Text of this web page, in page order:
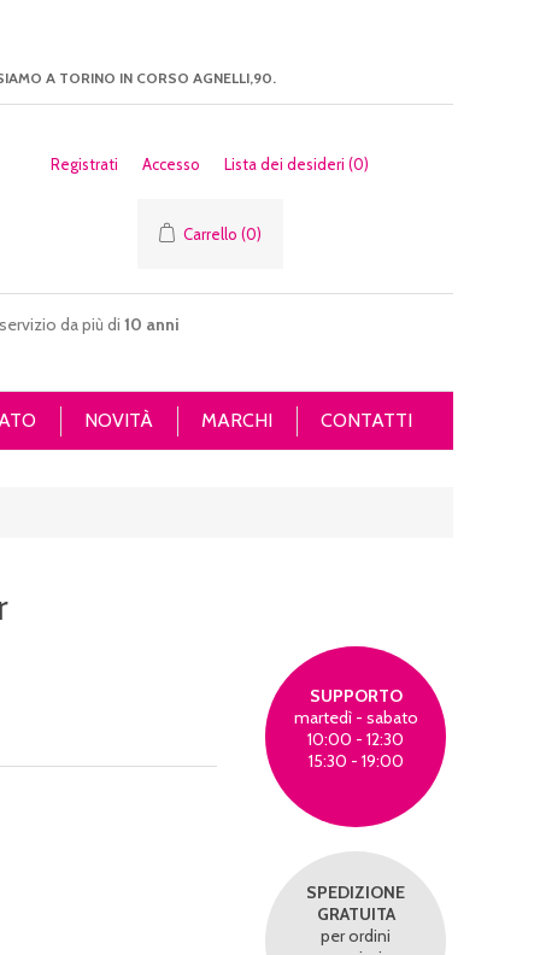
A TORINO IN CORSO AGNELLI,90.
Registrati Accesso Lista dei desideri (0)
Carrello (0)
da più di 10 anni
NOVITÀ MARCHI CONTATTI
SUPPORTO
martedì - sabato
10:00 - 12:30
15:30 - 19:00
SPEDIZIONE
GRATUITA
per ordini